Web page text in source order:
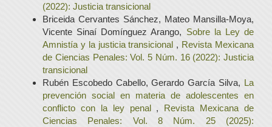
(2022): Justicia transicional
Briceida Cervantes Sánchez, Mateo Mansilla-Moya,
Vicente Sinaí Domínguez Arango, Sobre la Ley de
Amnistía y la justicia transicional , Revista Mexicana
de Ciencias Penales: Vol. 5 Núm. 16 (2022): Justicia
transicional
Rubén Escobedo Cabello, Gerardo García Silva, La
prevención social en materia de adolescentes en
conflicto con la ley penal , Revista Mexicana de
Ciencias Penales: Vol. 8 Núm. 25 (2025):